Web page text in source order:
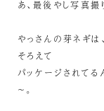
あ、最後やし写真
やっさんの芽ネギ
そろえて
パッケージされてる
～。